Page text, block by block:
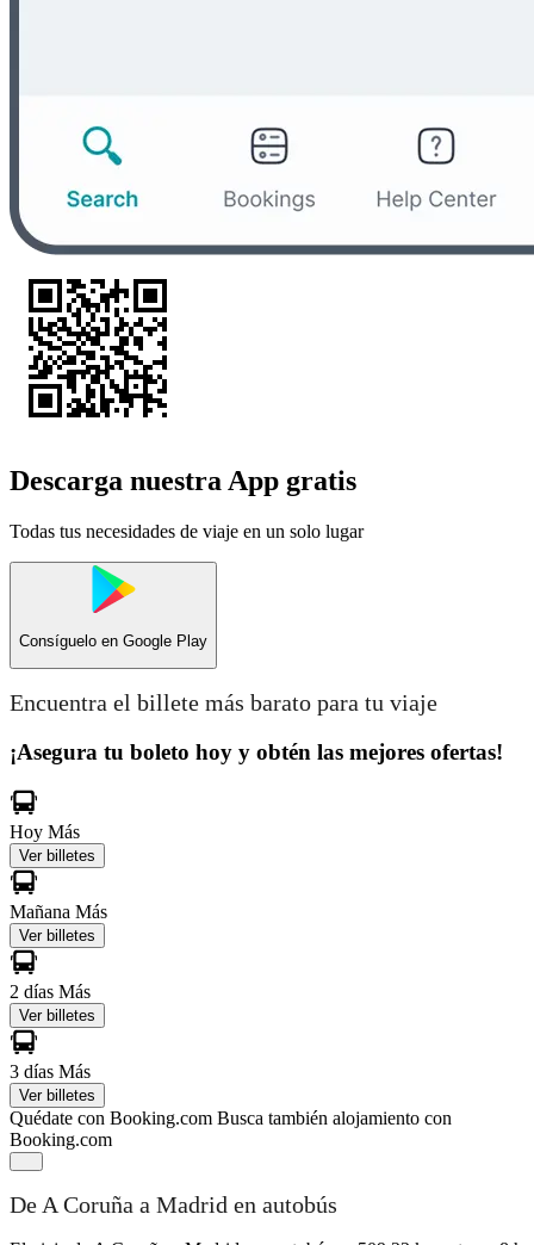
Descarga nuestra App gratis
Todas tus necesidades de viaje en un solo lugar
Consíguelo en Google Play
Encuentra el billete más barato para tu viaje
¡Asegura tu boleto hoy y obtén las mejores ofertas!
Hoy Más
Ver billetes
Mañana Más
Ver billetes
2 días Más
Ver billetes
3 días Más
Ver billetes
Quédate con Booking.com Busca también alojamiento con
Booking.com
De A Coruña a Madrid en autobús